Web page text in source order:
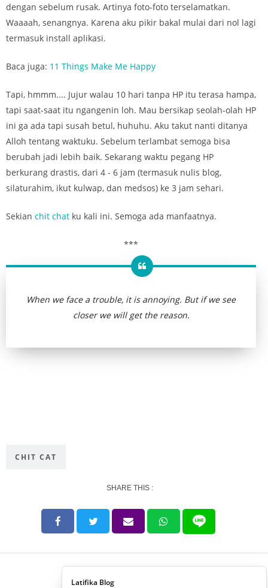
dengan sebelum rusak. Artinya foto-foto terselamatkan.
Waaaah, senangnya. Karena aku pikir bakal mulai dari nol lagi
termasuk install aplikasi.
Baca juga: 11 Things Make Me Happy
Tapi, hmmm.... Jujur walau 10 hari tanpa HP itu terasa hampa,
tapi saat-saat itu ngangenin loh. Mau bersikap seolah-olah HP
ini ga ada tapi susah betul, huhuhu. Aku takut nanti ditanya
Alloh tentang waktuku. Sebelum terlambat semoga bisa
berubah jadi lebih baik. Sekarang waktu pegang HP
berkurang drastis, dari 4 - 6 jam (termasuk nulis blog,
silaturahim, ikut kulwap, dan medsos) ke 3 jam sehari.
Sekian chit chat ku kali ini. Semoga ada manfaatnya.
***
When we face a trouble, it is annoying. But if we see
closer we will get the reason.
CHIT CAT
SHARE THIS :
Latifika Blog